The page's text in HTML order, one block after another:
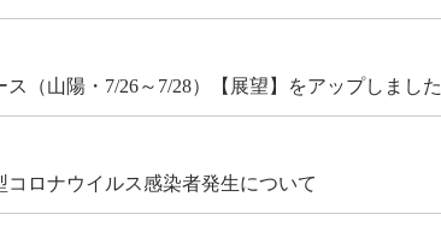
ス（山陽・7/26～7/28）【展望】をアップしました
コロナウイルス感染者発生について